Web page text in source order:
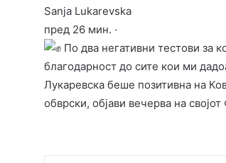
Sanja Lukarevska
пред 26 мин. ·
По два негативни тестови за
благодарност до сите кои ми
Лукаревска беше позитивна на
обврски, објави вечерва на